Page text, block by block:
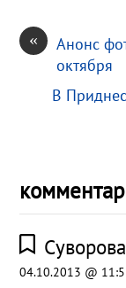
«
Анонс
октября
В
Суворова
04.10.2013 @